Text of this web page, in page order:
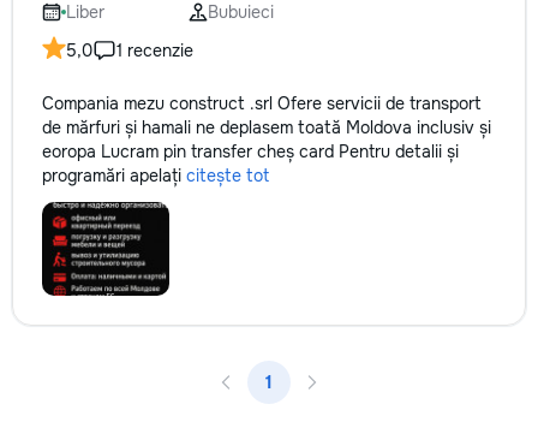
Liber
Bubuieci
5,0
1 recenzie
Compania mezu construct .srl Ofere servicii de transport
de mărfuri și hamali ne deplasem toată Moldova inclusiv și
eoropa Lucram pin transfer cheș card Pentru detalii și
programări apelați citește tot
1